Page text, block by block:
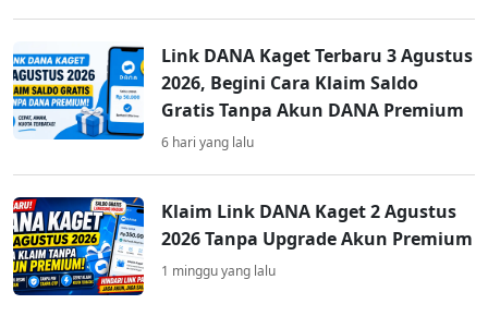
Link DANA Kaget Terbaru 3 Agustus
2026, Begini Cara Klaim Saldo
Gratis Tanpa Akun DANA Premium
6 hari yang lalu
Klaim Link DANA Kaget 2 Agustus
2026 Tanpa Upgrade Akun Premium
1 minggu yang lalu